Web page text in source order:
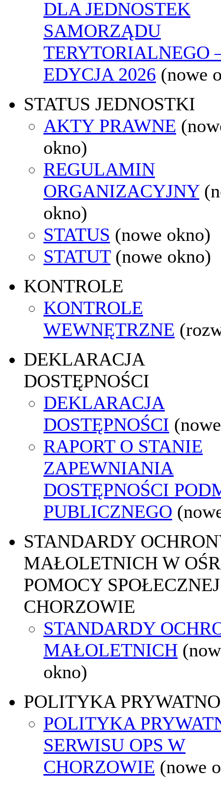
DLA JEDNOSTEK
SAMORZĄDU
TERYTORIALNEGO
EDYCJA 2026 (nowe
STATUS JEDNOSTKI
AKTY PRAWNE
okno)
REGULAMIN
ORGANIZACYJNY
okno)
STATUS (nowe okno)
STATUT (nowe okno)
KONTROLE
KONTROLE
WEWNĘTRZNE
DEKLARACJA
DOSTĘPNOŚCI
DEKLARACJA
DOSTĘPNOŚCI
RAPORT O STANIE
ZAPEWNIANIA
DOSTĘPNOŚCI
PUBLICZNEGO
STANDARDY
MAŁOLETNICH W
POMOCY
CHORZOWIE
STANDARDY
MAŁOLETNICH
okno)
POLITYKA
POLITYKA
SERWISU OPS W
CHORZOWIE (nowe